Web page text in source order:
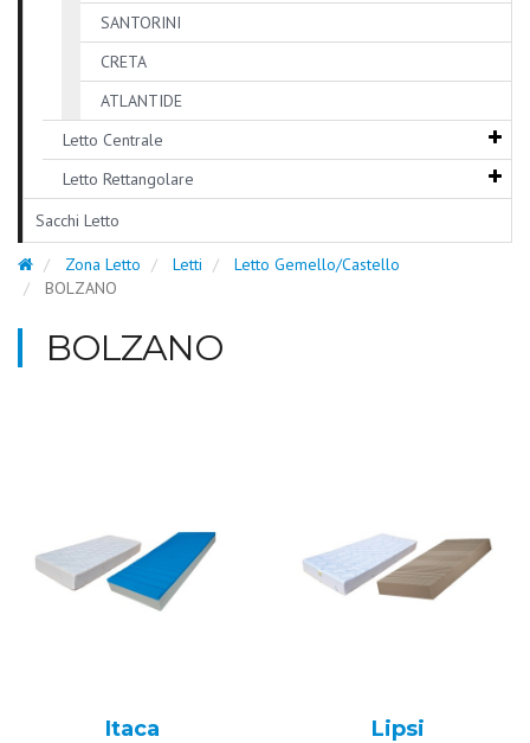
SANTORINI
CRETA
ATLANTIDE
Letto Centrale
Letto Rettangolare
Sacchi Letto
Zona Letto Letti
Letto Gemello/Castello
BOLZANO
BOLZANO
Itaca Lipsi